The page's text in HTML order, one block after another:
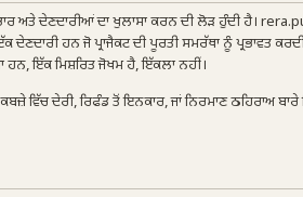
ਅਤੇ ਦੇਣਦਾਰੀਆਂ ਦਾ ਖੁਲਾਸਾ ਕਰਨ ਦੀ ਲੋੜ ਹੁੰਦੀ ਹੈ।
ਹਨ ਜੋ ਪ੍ਰਾਜੈਕਟ ਦੀ ਪੂਰਤੀ ਸਮਰੱਥਾ ਨੂੰ ਪ੍ਰਭਾਵਤ
ਹਨ, ਇੱਕ ਮਿਸ਼ਰਿਤ ਜੋਖਮ ਹੈ, ਇੱਕਲਾ ਨਹੀਂ।
ਵਿੱਚ ਦੇਰੀ, ਰਿਫੰਡ ਤੋਂ ਇਨਕਾਰ, ਜਾਂ ਨਿਰਮਾਣ ਠਹਿਰਾਅ